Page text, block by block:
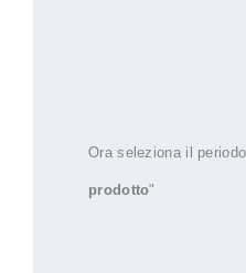
Ora seleziona il
prodotto"